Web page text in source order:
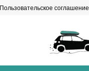
Пользовательское соглашение